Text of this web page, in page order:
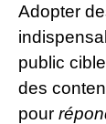
Adopter
public
des
pour